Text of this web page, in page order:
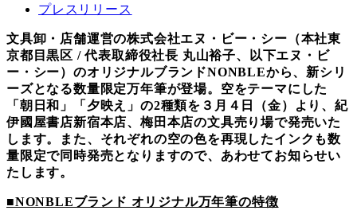
稿
カ
ゴ
リ
ー
プレスリリース
文具卸・店舗運営の株式会社エヌ・ビー・シー（本社東
京都目黒区 / 代表取締役社長 丸山裕子、以下エヌ・ビ
ー・シー）のオリジナルブランドNONBLEから、新シリ
ーズとなる数量限定万年筆が登場。空をテーマにした
「朝日和」「夕映え」の2種類を３月４日（金）より、紀
伊國屋書店新宿本店、梅田本店の文具売り場で発売いた
します。また、それぞれの空の色を再現したインクも数
量限定で同時発売となりますので、あわせてお知らせい
たします。
■NONBLEブランド オリジナル万年筆の特徴